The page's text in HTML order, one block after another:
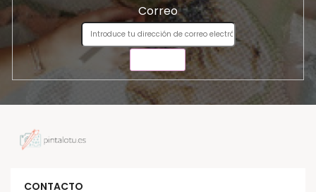
Correo
CONTACTO